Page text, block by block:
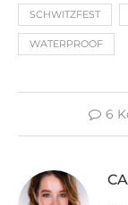
SCHWITZFEST
WATERPROOF
6